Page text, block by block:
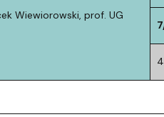
Wiewiorowski, prof. UG